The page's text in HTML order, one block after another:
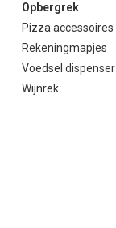
Opbergrek
Pizza accessoires
Rekeningmapjes
Voedsel dispenser
Wijnrek